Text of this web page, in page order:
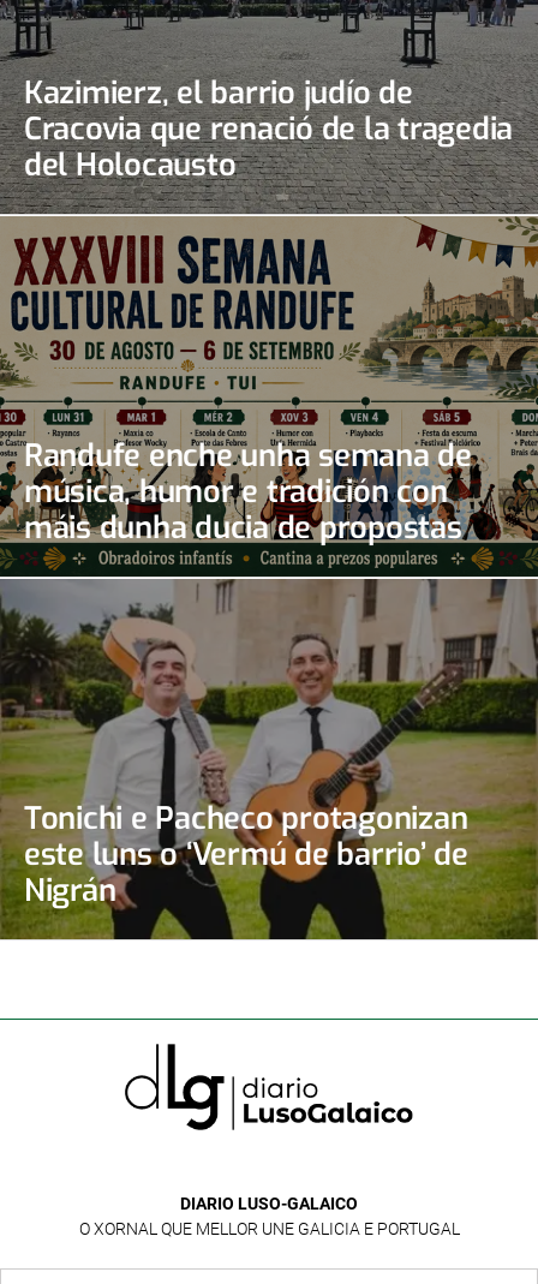
Kazimierz, el barrio judío de
Cracovia que renació de la tragedia
del Holocausto
Randufe enche unha semana de
música, humor e tradición con
máis dunha ducia de propostas
Tonichi e Pacheco protagonizan
este luns o ‘Vermú de barrio’ de
Nigrán
DIARIO LUSO-GALAICO
O XORNAL QUE MELLOR UNE GALICIA E PORTUGAL